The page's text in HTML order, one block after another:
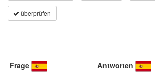
überprüfen
Frage Antworten